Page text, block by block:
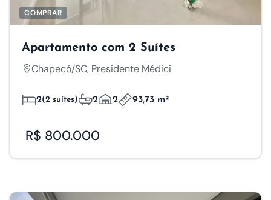
COMPRAR
Apartamento com 2 Suítes
Chapecó/SC, Presidente Médici
2(2 suítes) 2 2 93,73 m²
R$ 800.000